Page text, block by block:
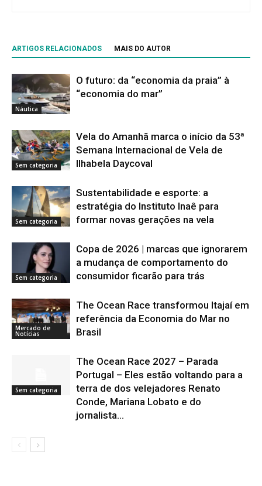
ARTIGOS RELACIONADOS MAIS DO AUTOR
Náutica
O futuro: da “economia da praia” à
“economia do mar”
Sem categoria
Vela do Amanhã marca o início da 53ª
Semana Internacional de Vela de
Ilhabela Daycoval
Sem categoria
Sustentabilidade e esporte: a
estratégia do Instituto Inaê para
formar novas gerações na vela
Sem categoria
Copa de 2026 | marcas que ignorarem
a mudança de comportamento do
consumidor ficarão para trás
Mercado de
Notícias
The Ocean Race transformou Itajaí em
referência da Economia do Mar no
Brasil
Sem categoria
The Ocean Race 2027 – Parada
Portugal – Eles estão voltando para a
terra de dos velejadores Renato
Conde, Mariana Lobato e do
jornalista...